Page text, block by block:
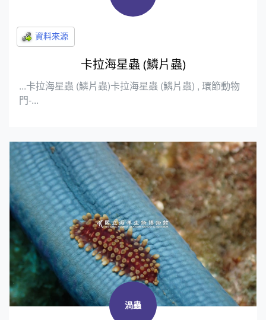
卡拉海星蟲 (鱗片蟲)
...卡拉海星蟲 (鱗片蟲)卡拉海星蟲 (鱗片蟲) , 環節動物
門-...
渦蟲